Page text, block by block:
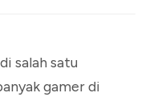
salah satu
gamer di